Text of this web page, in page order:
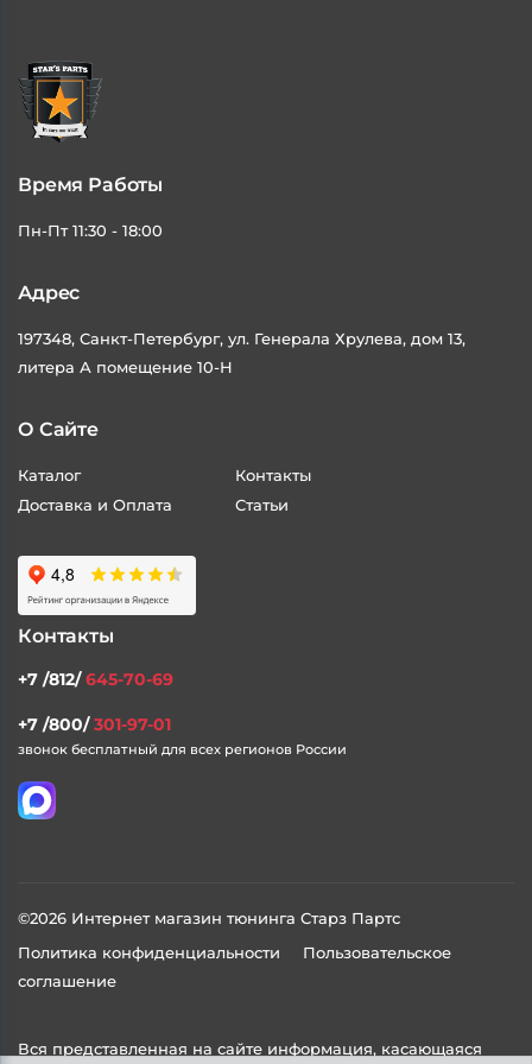
Время Работы
Пн-Пт 11:30 - 18:00
Адрес
197348, Санкт-Петербург, ул. Генерала Хрулева, дом 13,
литера А помещение 10-Н
О Сайте
Каталог
Доставка и Оплата
Контакты
Статьи
Контакты
+7 /812/645-70-69
+7 /800/301-97-01
звонок бесплатный для всех регионов России
©2026 Интернет магазин тюнинга Старз Партс
Политика конфиденциальности
Пользовательское
соглашение
Вся представленная на сайте информация, касающаяся